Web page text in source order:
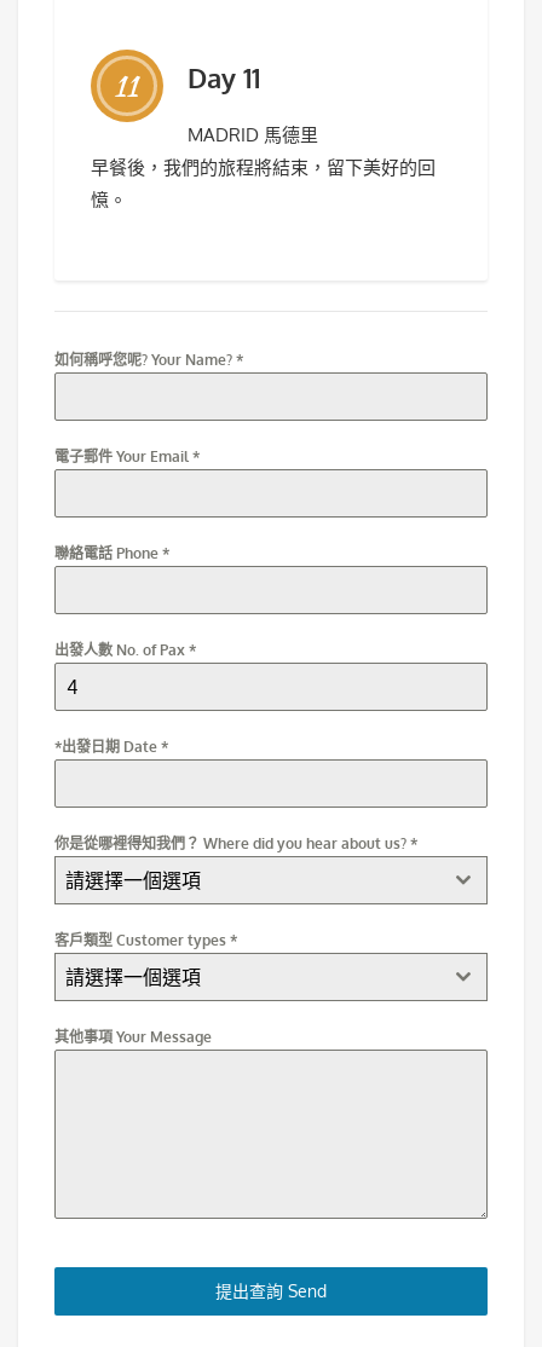
11 Day 11
MADRID 馬德里
早餐後，我們的旅程將結束，留下美好的回
憶。
如何稱呼您呢? Your Name? *
電子郵件 Your Email *
聯絡電話 Phone *
出發人數 No. of Pax *
*出發日期 Date *
你是從哪裡得知我們？ Where did you hear about us? *
請選擇一個選項
客戶類型 Customer types *
請選擇一個選項
其他事項 Your Message
提出查詢 Send